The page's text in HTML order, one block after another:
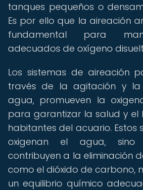
tanques pequeños o
Es por ello que la aireación
fundamental para
adecuados de oxígeno
Los sistemas de aireación
través de la agitación y la
agua, promueven la
para garantizar la salud y el
habitantes del acuario. Estos
oxigenan el agua, sino
contribuyen a la eliminación
como el dióxido de carbono,
un equilibrio químico